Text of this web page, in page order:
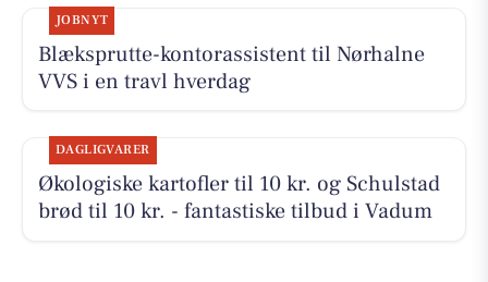
JOBNYT
Blæksprutte-kontorassistent til Nørhalne
VVS i en travl hverdag
DAGLIGVARER
Økologiske kartofler til 10 kr. og Schulstad
brød til 10 kr. - fantastiske tilbud i Vadum